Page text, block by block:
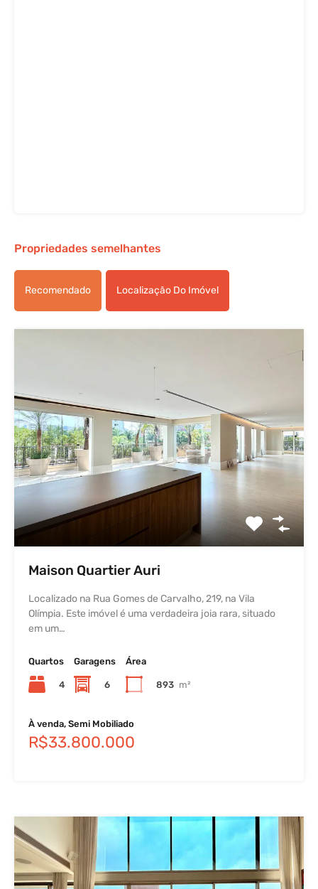
Propriedades semelhantes
Recomendado Localização Do Imóvel
Maison Quartier Auri
Localizado na Rua Gomes de Carvalho, 219, na Vila
Olímpia. Este imóvel é uma verdadeira joia rara, situado
em um…
Quartos
4
Garagens
6
Área
893 m²
À venda, Semi Mobiliado
R$33.800.000